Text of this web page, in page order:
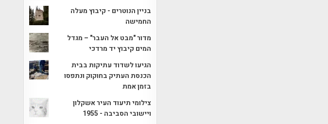
בניין הנוטרים - קיבוץ מעלה
החמישה
מדור "מבט אל העבר" – מגדל
המים קיבוץ יד מרדכי
הגיעו לשדוד עתיקות בבית
הכנסת העתיק בחוקוק ונתפסו
בזמן אמת
צילומי תיעוד העיר אשקלון
ויישובי הסביבה - 1955